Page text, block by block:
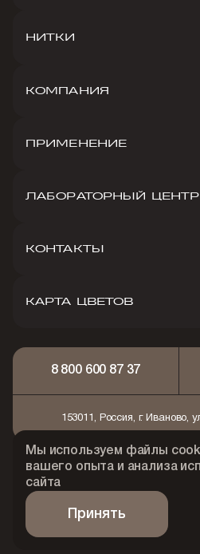
КОМПАНИЯ
ПРИМЕНЕНИЕ
ЛАБОРАТОРНЫЙ ЦЕНТР
КОНТАКТЫ
КАРТА ЦВЕТОВ
НИТКИ
8 800 600 87 37
153011, Россия, г. Иваново,
© 2026 АО "Ивановская
фабрика"
Политика конфидециальности
Сделано Art Performance
Мы используем файлы
вашего опыта и анализа
сайта
Принять